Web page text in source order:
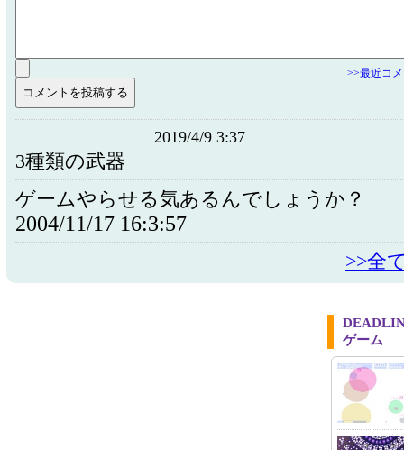
>>最近コ
2019/4/9 3:37
3種類の武器
ゲームやらせる気あるんでしょうか？
2004/11/17 16:3:57
>>全
ゲーム